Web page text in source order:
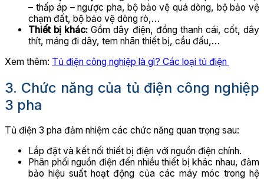
– thấp áp – ngược pha, bộ bảo vệ quá dòng, bộ bảo vệ
chạm đất, bộ bảo vệ dòng rò,…
Thiết bị khác: Gồm dây điện, đồng thanh cái, cốt, dây
thít, máng đi dây, tem nhãn thiết bị, cầu đấu,…
Xem thêm: Tủ điện công nghiệp là gì? Các loại tủ điện
3. Chức năng của tủ điện công nghiệp
3 pha
Tủ điện 3 pha đảm nhiệm các chức năng quan trọng sau:
Lắp đặt và kết nối thiết bị điện với nguồn điện chính.
Phân phối nguồn điện đến nhiều thiết bị khác nhau, đảm
bảo hiệu suất hoạt động của các máy móc trong hệ